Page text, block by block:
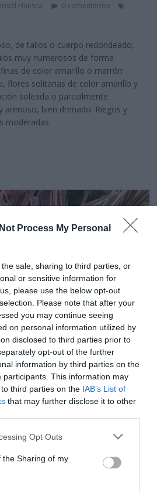
Process My Personal
sale, sharing to third parties, or
or sensitive information for
please use the below opt-out
Please note that after your
you may continue seeing
on personal information utilized by
disclosed to third parties prior to
opt-out of the further
information by third parties on the
participants. This information may
third parties on the IAB’s List of
that may further disclose it to other
Opt Outs
the Sharing of my
Huesca
0 comentarios
de tallos o cuerpo redondeado,
muy numerosos de forma
de color amarillo o marrón
flores solitarias de color amarillo y
soleada o parcialmente
arenoso, bien drenado. Riegos y
moderadas.
Arbustos
Pink Fire
Huesca
0 comentarios
árbol perenne. Las hojas se
purpura, con dibujos lineales de
plantas adultas florecen, desarrollan
y muy ramificadas, con flores
Situación soleada o parcialmente